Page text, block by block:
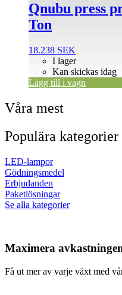
Qnubu press
Ton
18.238 SEK
I lager
Kan skickas idag
Lägg till i vagn
Våra mest
Populära kategorier
LED-lampor
Gödningsmedel
Erbjudanden
Paketlösningar
Se alla kategorier
Maximera
Få ut mer av varje växt med